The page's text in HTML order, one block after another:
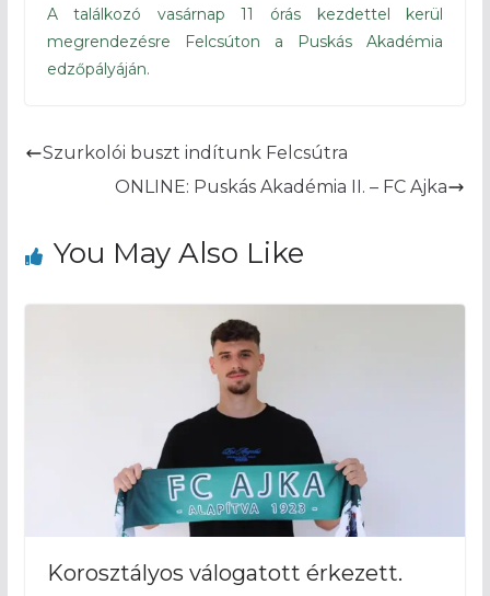
A találkozó vasárnap 11 órás kezdettel kerül
megrendezésre Felcsúton a Puskás Akadémia
edzőpályáján.
Szurkolói buszt indítunk Felcsútra
ONLINE: Puskás Akadémia II. – FC Ajka
You May Also Like
Korosztályos válogatott érkezett.